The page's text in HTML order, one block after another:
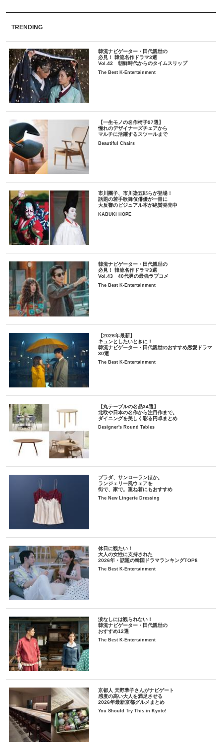
TRENDING
韓流ナビゲーター・田代親世の
必見！ 韓流名作ドラマ3選
Vol.42 朝鮮時代からのタイムスリップ
The Best K-Entertainment
【一生モノの名作椅子97選】
憧れのデザイナーズチェアから
マルチに活躍するスツールまで
Beautiful Chairs
市川團子、市川染五郎らが登場！
話題の若手歌舞伎俳優が一冊に
大反響のビジュアル本が絶賛発売中
KABUKI HOPE
韓流ナビゲーター・田代親世の
必見！ 韓流名作ドラマ3選
Vol.43 40代男の最強ラブコメ
The Best K-Entertainment
【2026年最新】
キュンとしたいときに！
韓流ナビゲーター・田代親世のおすすめ恋愛ドラマ
30選
The Best K-Entertainment
【丸テーブルの名品34選】
北欧や日本の名作から注目作まで。
ダイニングを美しく彩る円卓まとめ
Designer's Round Tables
プラダ、サンローランほか。
ランジェリー風ウェアを
街で、家で。重ね着にもおすすめ
The New Lingerie Dressing
休日に観たい！
大人の女性に支持された
2026年・話題の韓国ドラマランキングTOP8
The Best K-Entertainment
涙なしには観られない！
韓流ナビゲーター・田代親世の
おすすめ12選
The Best K-Entertainment
京都人 天野準子さんがナビゲート
感度の高い大人を満足させる
2026年最新京都グルメまとめ
You Should Try This in Kyoto!